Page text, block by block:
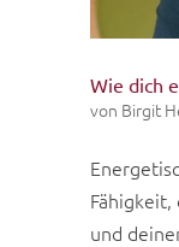
Wie dich
von Birgit
und